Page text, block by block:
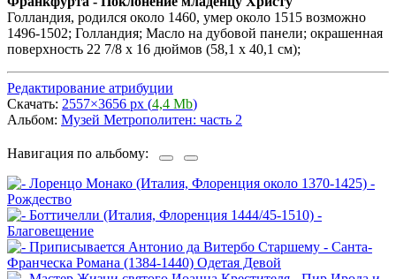
Голландия, родился около 1460, умер около 1515 возможно
1496-1502; Голландия; Масло на дубовой панели; окрашенная
поверхность 22 7/8 х 16 дюймов (58,1 х 40,1 см);
Редактирование атрибуции
Скачать: 2557×3656 px (4,4 Mb)
Альбом: Музей Метрополитен: часть 2
Навигация по альбому: